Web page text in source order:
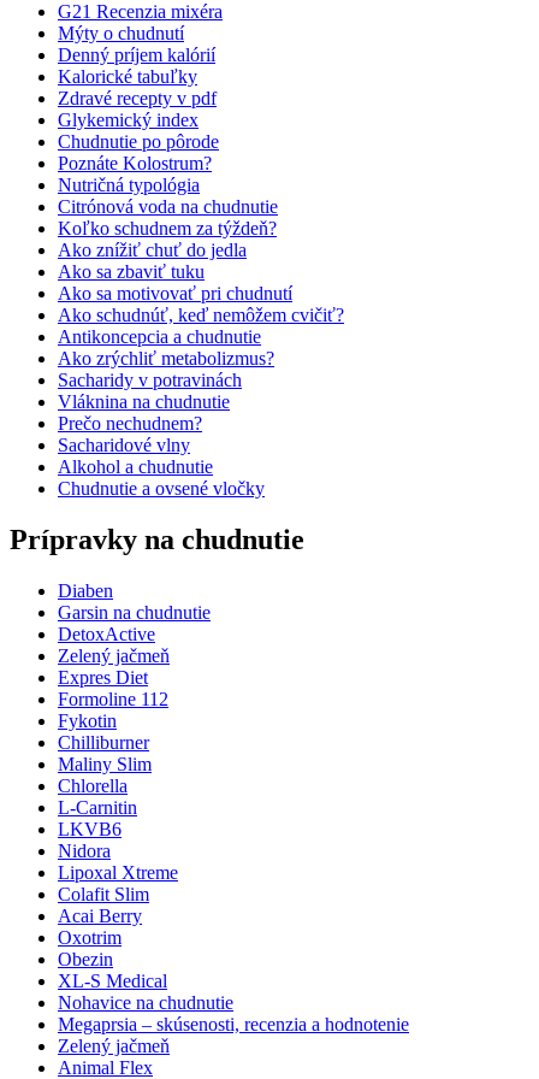
G21 Recenzia mixéra
Mýty o chudnutí
Denný príjem kalórií
Kalorické tabuľky
Zdravé recepty v pdf
Glykemický index
Chudnutie po pôrode
Poznáte Kolostrum?
Nutričná typológia
Citrónová voda na chudnutie
Koľko schudnem za týždeň?
Ako znížiť chuť do jedla
Ako sa zbaviť tuku
Ako sa motivovať pri chudnutí
Ako schudnúť, keď nemôžem cvičiť?
Antikoncepcia a chudnutie
Ako zrýchliť metabolizmus?
Sacharidy v potravinách
Vláknina na chudnutie
Prečo nechudnem?
Sacharidové vlny
Alkohol a chudnutie
Chudnutie a ovsené vločky
Prípravky na chudnutie
Diaben
Garsin na chudnutie
DetoxActive
Zelený jačmeň
Expres Diet
Formoline 112
Fykotin
Chilliburner
Maliny Slim
Chlorella
L-Carnitin
LKVB6
Nidora
Lipoxal Xtreme
Colafit Slim
Acai Berry
Oxotrim
Obezin
XL-S Medical
Nohavice na chudnutie
Megaprsia – skúsenosti, recenzia a hodnotenie
Zelený jačmeň
Animal Flex